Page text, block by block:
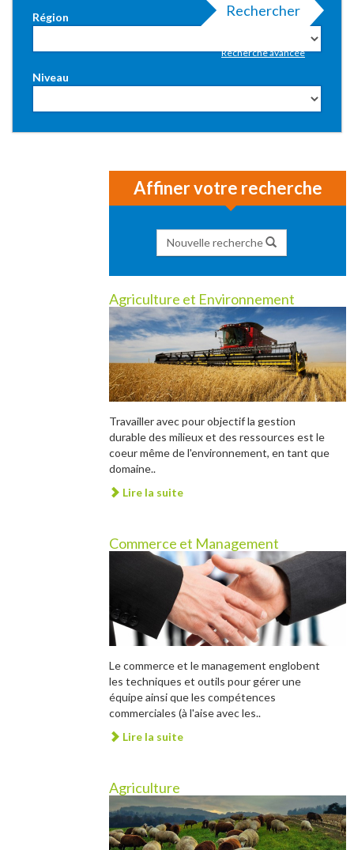
Région
Niveau
Rechercher
Recherche avancée
Affiner votre recherche
Nouvelle recherche
Agriculture et Environnement
Travailler avec pour objectif la gestion
durable des milieux et des ressources est le
coeur même de l'environnement, en tant que
domaine..
Lire la suite
Commerce et Management
Le commerce et le management englobent
les techniques et outils pour gérer une
équipe ainsi que les compétences
commerciales (à l'aise avec les..
Lire la suite
Agriculture